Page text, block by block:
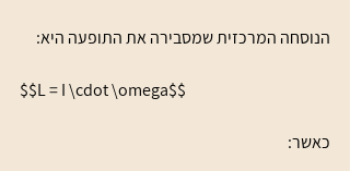
הנוסחה המרכזית שמסבירה את התופעה היא:
$$L = I \cdot \omega$$
כאשר: